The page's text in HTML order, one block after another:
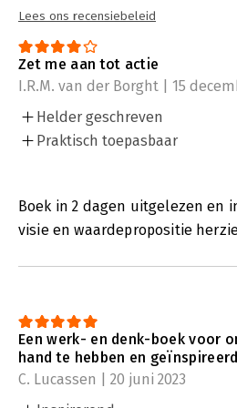
Lees ons recensiebeleid
Zet me aan tot actie
I.R.M. van der Borght | 15
Helder geschreven
Praktisch toepasbaar
Boek in 2 dagen uitgelezen en
visie en waardepropositie
Een werk- en denk-boek voor
hand te hebben en
C. Lucassen | 20 juni 2023